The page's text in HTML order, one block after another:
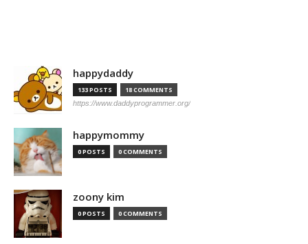
happydaddy
133 POSTS 18 COMMENTS
https://www.daddyprogrammer.org/
happymommy
0 POSTS 0 COMMENTS
zoony kim
0 POSTS 0 COMMENTS